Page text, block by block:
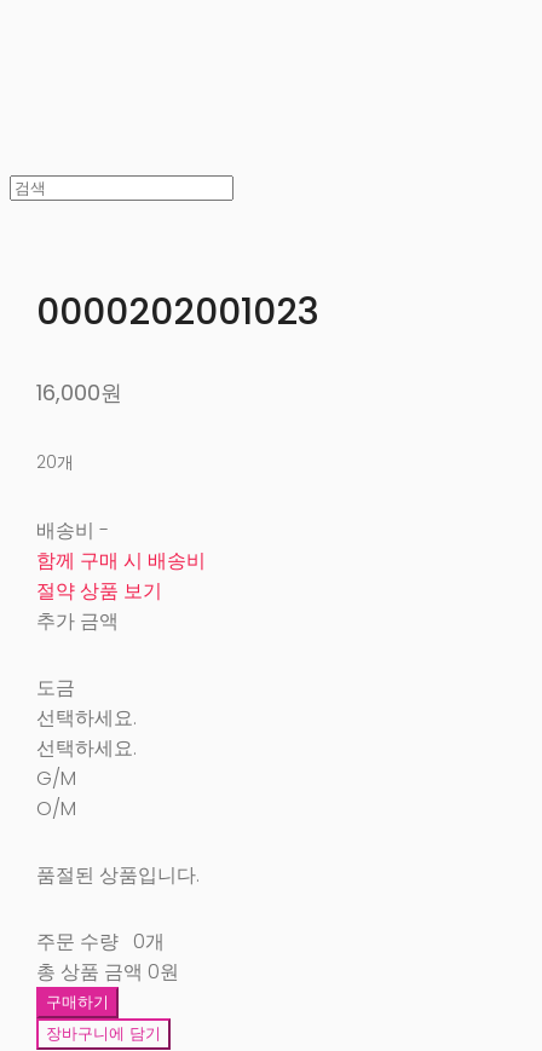
0000202001023
16,000원
20개
배송비 -
함께 구매 시 배송비
절약 상품 보기
추가 금액
도금
선택하세요.
선택하세요.
G/M
O/M
품절된 상품입니다.
주문 수량 0개
총 상품 금액 0원
구매하기
장바구니에 담기